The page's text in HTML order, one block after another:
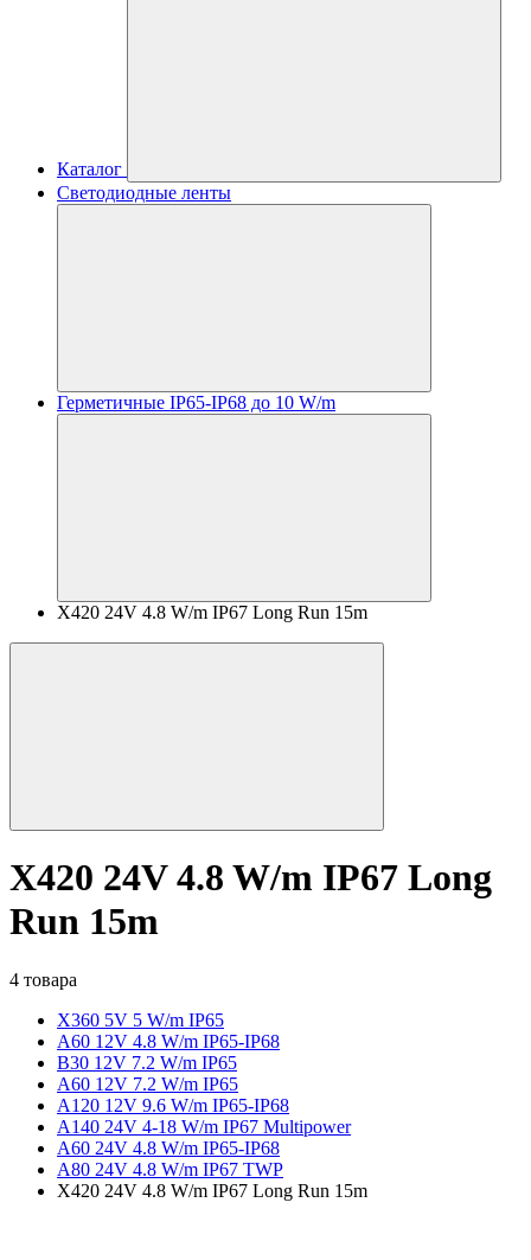
Каталог
Светодиодные ленты
Герметичные IP65-IP68 до 10 W/m
X420 24V 4.8 W/m IP67 Long Run 15m
X420 24V 4.8 W/m IP67 Long
Run 15m
4 товара
X360 5V 5 W/m IP65
A60 12V 4.8 W/m IP65-IP68
B30 12V 7.2 W/m IP65
A60 12V 7.2 W/m IP65
A120 12V 9.6 W/m IP65-IP68
A140 24V 4-18 W/m IP67 Multipower
A60 24V 4.8 W/m IP65-IP68
A80 24V 4.8 W/m IP67 TWP
X420 24V 4.8 W/m IP67 Long Run 15m